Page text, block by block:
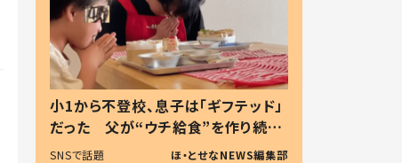
小1から不登校、息子は「ギフテッド」
だった 父が“ウチ給食”を作り続け
る理由とは #令和の親 #令和の子
SNSで話題 ほ・とせなNEWS編集部